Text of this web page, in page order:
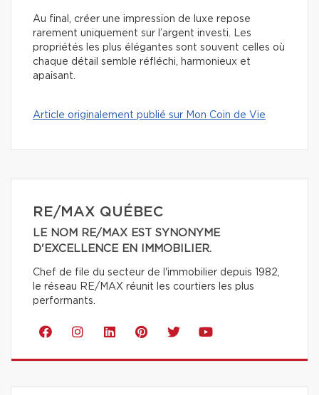
Au final, créer une impression de luxe repose
rarement uniquement sur l’argent investi. Les
propriétés les plus élégantes sont souvent celles où
chaque détail semble réfléchi, harmonieux et
apaisant.
Article originalement publié sur Mon Coin de Vie
RE/MAX QUÉBEC
LE NOM RE/MAX EST SYNONYME
D'EXCELLENCE EN IMMOBILIER.
Chef de file du secteur de l'immobilier depuis 1982,
le réseau RE/MAX réunit les courtiers les plus
performants.